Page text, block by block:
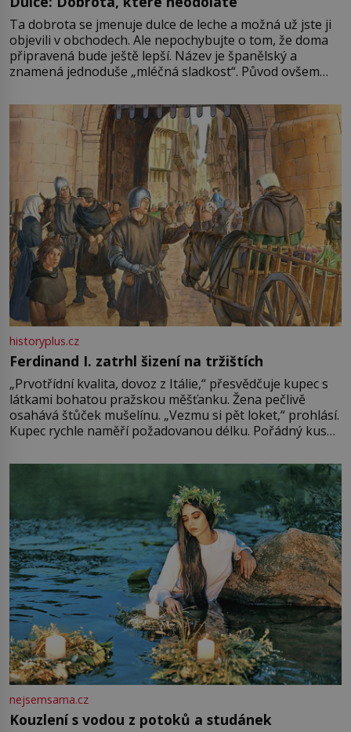
Ta dobrota se jmenuje dulce de leche a možná už jste ji
objevili v obchodech. Ale nepochybujte o tom, že doma
připravená bude ještě lepší. Název je španělský a
znamená jednoduše „mléčná sladkost“. Původ ovšem
pře hned několik latinskoamerických zemí a k tomu
Francie, kde se traduje,
historyplus.cz
Ferdinand I. zatrhl šizení na tržištích
„Prvotřídní kvalita, dovoz z Itálie,“ přesvědčuje kupec s
látkami bohatou pražskou měšťanku. Žena pečlivě
osahává štůček mušelínu. „Vezmu si pět loket,“ prohlásí.
Kupec rychle naměří požadovanou délku. Pořádný kus
milostpaní. Stačí jenom na sukni,“ zhodnotí švadlena
množství růžového mušelínu. „Ošidili vás, podívejte.“
Vezme do ruky dřevěnou
nejsemsama.cz
Kouzlení s vodou z potoků a studánek